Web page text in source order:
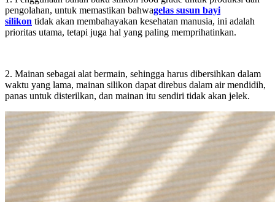
pengolahan, untuk memastikan bahwagelas susun bayi
silikon tidak akan membahayakan kesehatan manusia, ini adalah
prioritas utama, tetapi juga hal yang paling memprihatinkan.
2. Mainan sebagai alat bermain, sehingga harus dibersihkan dalam
waktu yang lama, mainan silikon dapat direbus dalam air mendidih,
panas untuk disterilkan, dan mainan itu sendiri tidak akan jelek.